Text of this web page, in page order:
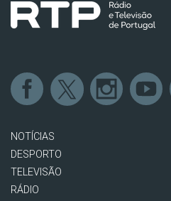
NOTÍCIAS
DESPORTO
TELEVISÃO
RÁDIO